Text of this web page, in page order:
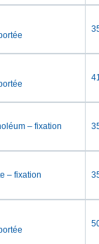
41
– fixation
– fixation